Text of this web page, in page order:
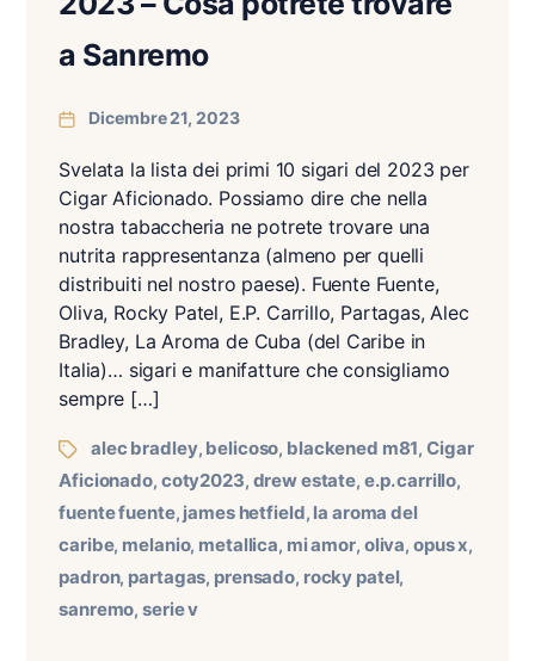
a Sanremo
Dicembre 21, 2023
Svelata la lista dei primi 10 sigari del 2023 per
Cigar Aficionado. Possiamo dire che nella
nostra tabaccheria ne potrete trovare una
nutrita rappresentanza (almeno per quelli
distribuiti nel nostro paese). Fuente Fuente,
Oliva, Rocky Patel, E.P. Carrillo, Partagas, Alec
Bradley, La Aroma de Cuba (del Caribe in
Italia)… sigari e manifatture che consigliamo
sempre […]
alec bradley, belicoso, blackened m81,Cigar
Aficionado, coty2023, drew estate, e.p. carrillo,
fuente fuente, james hetfield, la aroma del
caribe, melanio, metallica, mi amor, oliva, opus x,
padron, partagas, prensado, rocky patel,
sanremo,serie v